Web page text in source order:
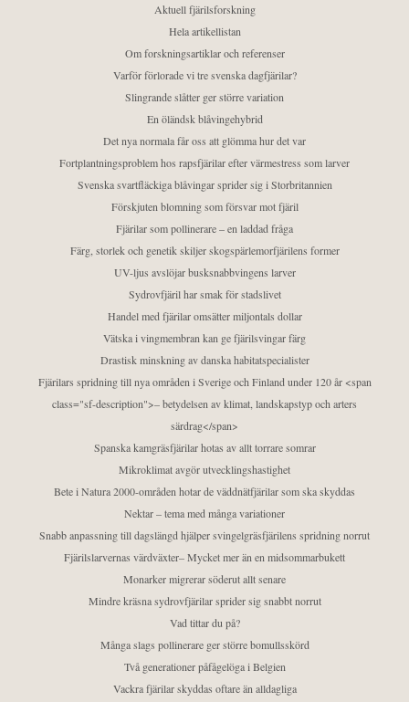
Aktuell fjärilsforskning
Hela artikellistan
Om forskningsartiklar och referenser
Varför förlorade vi tre svenska dagfjärilar?
Slingrande slåtter ger större variation
En öländsk blåvingehybrid
Det nya normala får oss att glömma hur det var
Fortplantningsproblem hos rapsfjärilar efter värmestress som larver
Svenska svartfläckiga blåvingar sprider sig i Storbritannien
Förskjuten blomning som försvar mot fjäril
Fjärilar som pollinerare – en laddad fråga
Färg, storlek och genetik skiljer skogspärlemorfjärilens former
UV-ljus avslöjar busksnabbvingens larver
Sydrovfjäril har smak för stadslivet
Handel med fjärilar omsätter miljontals dollar
Vätska i vingmembran kan ge fjärilsvingar färg
Drastisk minskning av danska habitatspecialister
Fjärilars spridning till nya områden i Sverige och Finland under 120 år <span
class="sf-description">– betydelsen av klimat, landskapstyp och arters
särdrag</span>
Spanska kamgräsfjärilar hotas av allt torrare somrar
Mikroklimat avgör utvecklingshastighet
Bete i Natura 2000-områden hotar de väddnätfjärilar som ska skyddas
Nektar – tema med många variationer
Snabb anpassning till dagslängd hjälper svingelgräsfjärilens spridning norrut
Fjärilslarvernas värdväxter– Mycket mer än en midsommarbukett
Monarker migrerar söderut allt senare
Mindre kräsna sydrovfjärilar sprider sig snabbt norrut
Vad tittar du på?
Många slags pollinerare ger större bomullsskörd
Två generationer påfågelöga i Belgien
Vackra fjärilar skyddas oftare än alldagliga